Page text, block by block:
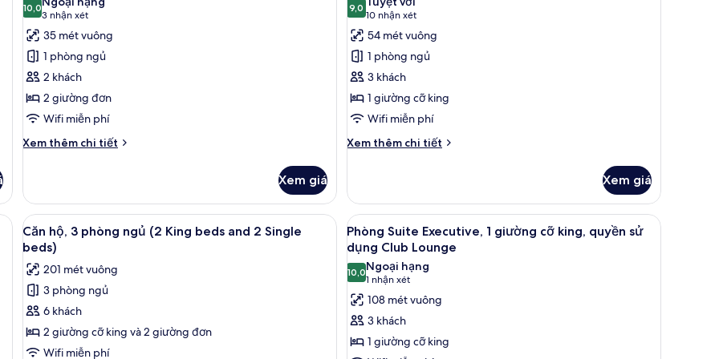
bed
and
2
Single
beds)
cỡ
king,
quyền
sử
dụng
Club
Lounge
cả
ảnh
Phòng
Premium,
2
giường
đơn
10,010,0 trên 10
3 nhận xét
(3
nhận
xét)
35 mét vuông
1 phòng ngủ
2 khách
2 giường đơn
Wifi miễn phí
Xem thêm chi tiết
Chi
Phòng
Premium,
2
giường
Xem giá
cả
ảnh
Phòng,
giường
cỡ
king
(Prestige)
9,09,0 trên 10
10 nhận xét
(10
nhận
xét)
54 mét vuông
1 phòng ngủ
3 khách
1 giường cỡ king
Wifi miễn phí
Xem thêm chi tiết
Chi
Phòng,
giường
cỡ
king
(Prestige)
Xem giá
king, quyền sử dụng Club Lounge | Bộ đồ giường kháng dị ứng, minibar, két bảo mật tại phòng, bàn
Xem
tất
cả
ảnh
Căn
hộ,
3
phòng
Căn hộ, 3 phòng ngủ (2 King beds and 2 Single beds) | Bộ đồ giường kháng dị ứng, minibar, két bảo mật tại
5
Căn hộ, 3 phòng ngủ (2 King beds and 2 Single
beds)
201 mét vuông
3 phòng ngủ
6 khách
2 giường cỡ king và 2 giường đơn
Wifi miễn phí
Xem
tất
cả
ảnh
Phòng
Suite
Executive,
1
Bộ đồ giường kháng dị ứng, minibar, két
8
Phòng Suite Executive, 1 giường cỡ king, quyền sử
dụng Club Lounge
10,010,0 trên 10
Ngoại hạng
1 nhận xét
(1
nhận
xét)
108 mét vuông
3 khách
1 giường cỡ king